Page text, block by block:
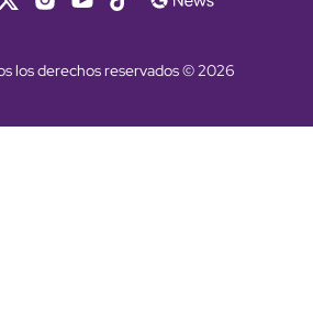
los derechos reservados © 2026